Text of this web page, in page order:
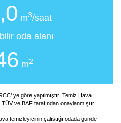
m3/saat
oda alanı
m2
ye göre yapılmıştır. Temiz Hava
ve BAF tarafından onaylanmıştır.
temizleyicinin çalıştığı odada günde